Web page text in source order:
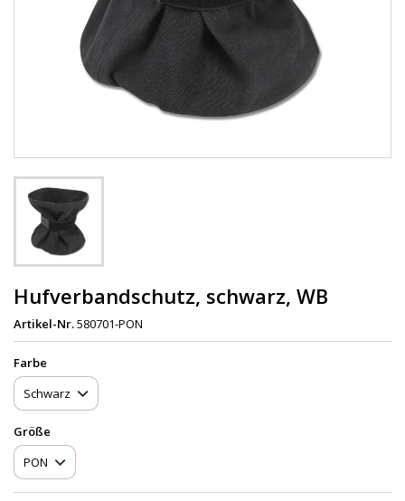
Hufverbandschutz, schwarz, WB
Artikel-Nr.580701-PON
Farbe
Größe